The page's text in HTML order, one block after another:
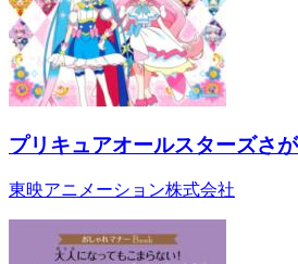
プリキュアオールスターズさ
東映アニメーション株式会社